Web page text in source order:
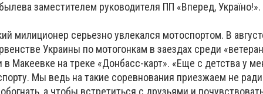
заместителем руководителя ПП «Вперед, Україно!».
милиционер серьезно увлекался мотоспортом. В
Украины по мотогонкам в заездах среди
Макеевке на треке «Донбасс-карт». «Еще с детства у
Мы ведь на такие соревнования приезжаем не
а чтобы встретиться с друзьями и